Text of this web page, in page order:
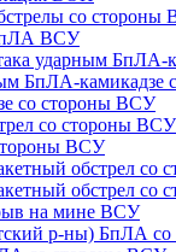
со стороны
ВСУ
ударным
БпЛА-
со стороны ВСУ
со стороны ВСУ
ВСУ
обстрел со
обстрел со
на мине ВСУ
р-ны) БпЛА